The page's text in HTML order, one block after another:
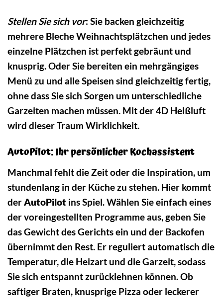
Stellen Sie sich vor: Sie backen gleichzeitig
mehrere Bleche Weihnachtsplätzchen und jedes
einzelne Plätzchen ist perfekt gebräunt und
knusprig. Oder Sie bereiten ein mehrgängiges
Menü zu und alle Speisen sind gleichzeitig fertig,
ohne dass Sie sich Sorgen um unterschiedliche
Garzeiten machen müssen. Mit der 4D Heißluft
wird dieser Traum Wirklichkeit.
AutoPilot: Ihr persönlicher Kochassistent
Manchmal fehlt die Zeit oder die Inspiration, um
stundenlang in der Küche zu stehen. Hier kommt
derAutoPilot ins Spiel. Wählen Sie einfach eines
der voreingestellten Programme aus, geben Sie
das Gewicht des Gerichts ein und der Backofen
übernimmt den Rest. Er reguliert automatisch die
Temperatur, die Heizart und die Garzeit, sodass
Sie sich entspannt zurücklehnen können. Ob
saftiger Braten, knusprige Pizza oder leckerer